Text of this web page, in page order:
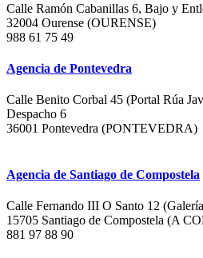
Calle Ramón Cabanillas 6, Bajo y
32004 Ourense (OURENSE)
988 61 75 49
Agencia de Pontevedra
Calle Benito Corbal 45 (Portal Rúa
Despacho 6
36001 Pontevedra (PONTEVEDRA)
Agencia de Santiago de Compostela
Calle Fernando III O Santo 12
15705 Santiago de Compostela (A
881 97 88 90